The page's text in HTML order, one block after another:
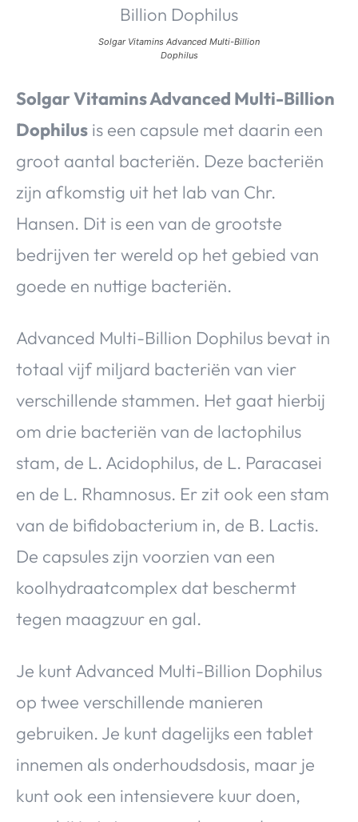
Solgar Vitamins Advanced Multi-Billion
Dophilus
Solgar Vitamins Advanced Multi-Billion
Dophilus is een capsule met daarin een
groot aantal bacteriën. Deze bacteriën
zijn afkomstig uit het lab van Chr.
Hansen. Dit is een van de grootste
bedrijven ter wereld op het gebied van
goede en nuttige bacteriën.
Advanced Multi-Billion Dophilus bevat in
totaal vijf miljard bacteriën van vier
verschillende stammen. Het gaat hierbij
om drie bacteriën van de lactophilus
stam, de L. Acidophilus, de L. Paracasei
en de L. Rhamnosus. Er zit ook een stam
van de bifidobacterium in, de B. Lactis.
De capsules zijn voorzien van een
koolhydraatcomplex dat beschermt
tegen maagzuur en gal.
Je kunt Advanced Multi-Billion Dophilus
op twee verschillende manieren
gebruiken. Je kunt dagelijks een tablet
innemen als onderhoudsdosis, maar je
kunt ook een intensievere kuur doen,